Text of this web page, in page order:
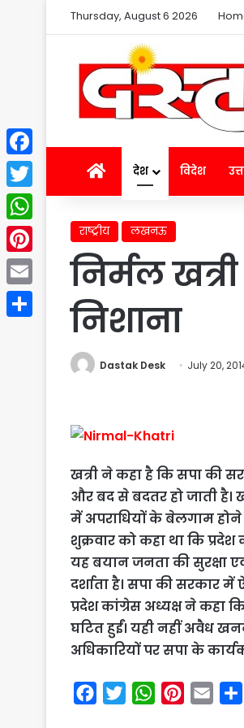
Thursday, August 6 2026
Homeदेश विदेश
राष्ट्रीय लखनऊ
निर्मल
निशाना
Dastak Desk July 20,
खत्री ने कहा है कि सपा की
और बद से बदतर हो जाती
में अपराधियों के बेलगाम होने
शुक्रवार को कहा था कि
यह बयान जनता की सुरक्षा
दर्शाता है। सपा की सरकार
प्रदेश कांग्रेस अध्यक्ष ने
घटित हुईं। यही नहीं अवैध
अधिकारियों पर सपा के
W
Facebook
Twitter
WhatsApp
Pinterest
Email